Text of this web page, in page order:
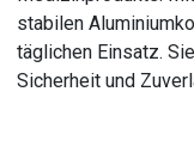
stabilen
täglichen Einsatz.
Sicherheit und